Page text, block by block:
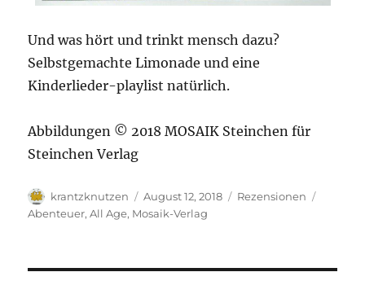
Und was hört und trinkt mensch dazu?
Selbstgemachte Limonade und eine
Kinderlieder-playlist natürlich.
Abbildungen © 2018 MOSAIK Steinchen für
Steinchen Verlag
Autor
krantzknutzen
Veröffentlicht
am
August 12, 2018 Kategorien
Rezensionen
Abenteuer,All Age, Mosaik-Verlag